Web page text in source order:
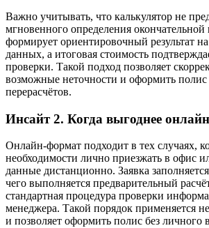
Важно учитывать, что калькулятор не
мгновенного определения
формирует ориентировочный результат
данных, а итоговая стоимость
проверки. Такой подход позволяет
возможные неточности и оформить
перерасчётов.
Инсайт 2. Когда выгоднее
Онлайн‑формат подходит в тех случаях,
необходимости лично приезжать в офис
данные дистанционно. Заявка
чего выполняется предварительный
стандартная процедура проверки
менеджера. Такой порядок применяется
и позволяет оформить полис без личного